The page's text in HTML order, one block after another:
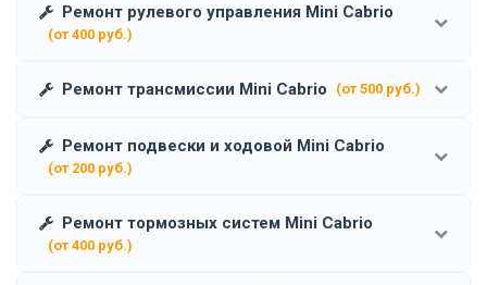
Ремонт рулевого управления Mini Cabrio
(от 400 руб.)
Ремонт трансмиссии Mini Cabrio (от 500 руб.)
Ремонт подвески и ходовой Mini Cabrio
(от 200 руб.)
Ремонт тормозных систем Mini Cabrio
(от 400 руб.)